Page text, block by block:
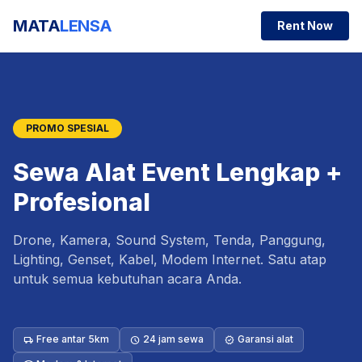
MATALENSA Rent Now
PROMO SPESIAL
Sewa Alat Event Lengkap +
Profesional
Drone, Kamera, Sound System, Tenda, Panggung,
Lighting, Genset, Kabel, Modem Internet. Satu atap
untuk semua kebutuhan acara Anda.
local_shipping Free antar 5km schedule 24 jam sewa verified Garansi alat